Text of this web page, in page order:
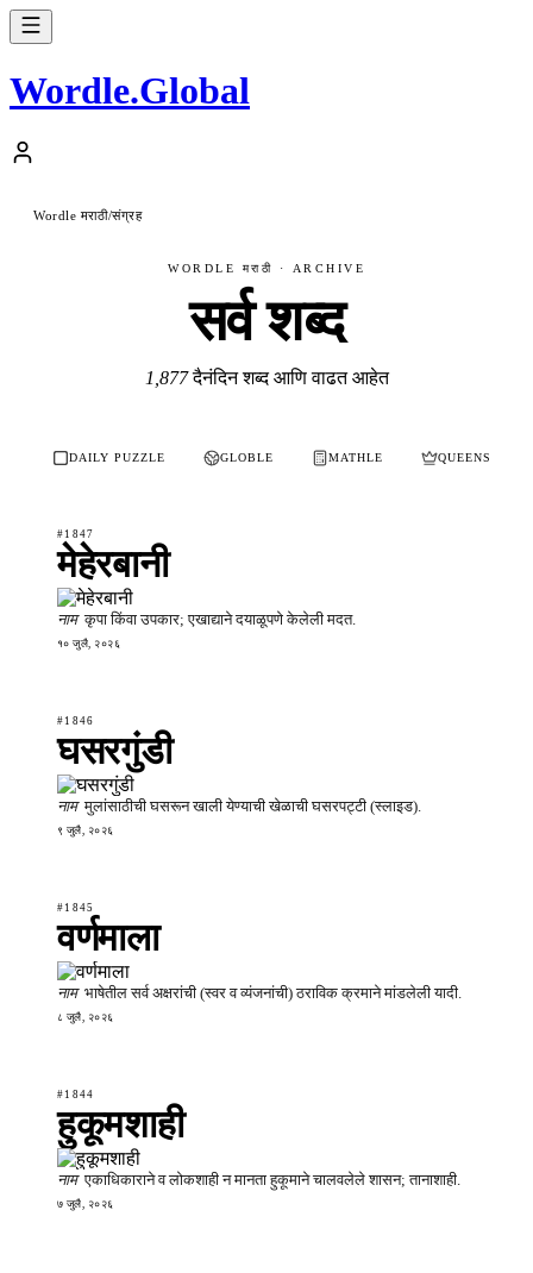
Wordle.Global
Wordle मराठी/संग्रह
WORDLE मराठी · ARCHIVE
सर्व शब्द
1,877दैनंदिन शब्द आणि वाढत आहेत
DAILY PUZZLE GLOBLE MATHLE QUEENS
#1847
मेहेरबानी
नाम कृपा किंवा उपकार; एखाद्याने दयाळूपणे केलेली मदत.
१० जुलै, २०२६
#1846
घसरगुंडी
नाम मुलांसाठीची घसरून खाली येण्याची खेळाची घसरपट्टी (स्लाइड).
९ जुलै, २०२६
#1845
वर्णमाला
नाम भाषेतील सर्व अक्षरांची (स्वर व व्यंजनांची) ठराविक क्रमाने मांडलेली यादी.
८ जुलै, २०२६
#1844
हुकूमशाही
नाम एकाधिकाराने व लोकशाही न मानता हुकूमाने चालवलेले शासन; तानाशाही.
७ जुलै, २०२६